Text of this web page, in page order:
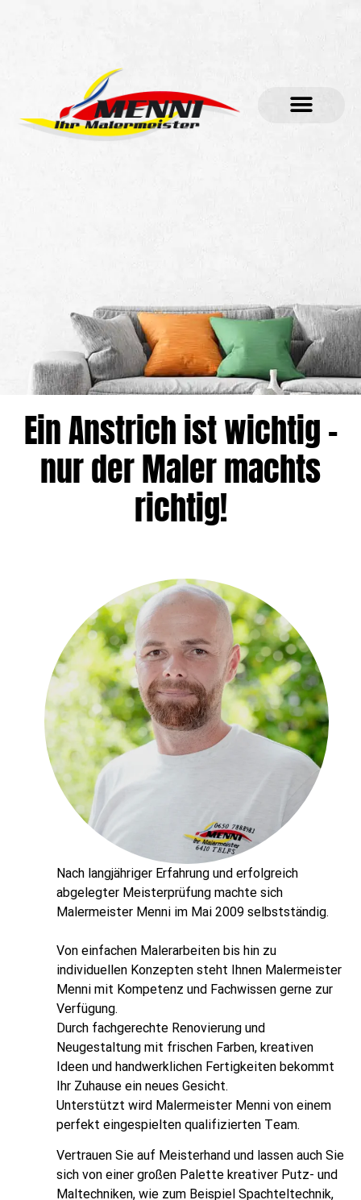
Ein Anstrich ist wichtig –
nur der Maler machts
richtig!
Nach langjähriger Erfahrung und erfolgreich
abgelegter Meisterprüfung machte sich
Malermeister Menni im Mai 2009 selbstständig.
Von einfachen Malerarbeiten bis hin zu
individuellen Konzepten steht Ihnen Malermeister
Menni mit Kompetenz und Fachwissen gerne zur
Verfügung.
Durch fachgerechte Renovierung und
Neugestaltung mit frischen Farben, kreativen
Ideen und handwerklichen Fertigkeiten bekommt
Ihr Zuhause ein neues Gesicht.
Unterstützt wird Malermeister Menni von einem
perfekt eingespielten qualifizierten Team.
Vertrauen Sie auf Meisterhand und lassen auch Sie
sich von einer großen Palette kreativer Putz- und
Maltechniken, wie zum Beispiel Spachteltechnik,